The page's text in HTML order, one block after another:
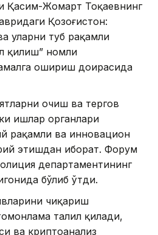
Қасим-Жомарт Тоқаевнинг
Қозоғистон:
уларни туб рақамли
қилиш” номли
ошириш доирасида
очиш ва тергов
ишлар органлари
рақамли ва инновацион
этишдан иборат. Форум
департаментининг
бўлиб ўтди.
чиқариш
таҳлил қилади,
ва криптоанализ